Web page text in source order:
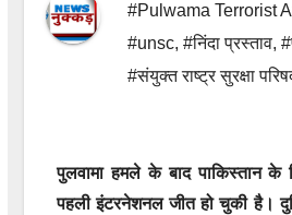
#Pulwama Terrorist
#unsc, #निंदा प्रस्ताव,
#संयुक्त राष्ट्र सुरक्षा
पुलवामा हमले के बाद पाकिस्तान के
पहली इंटरनेशनल जीत हो चुकी है।